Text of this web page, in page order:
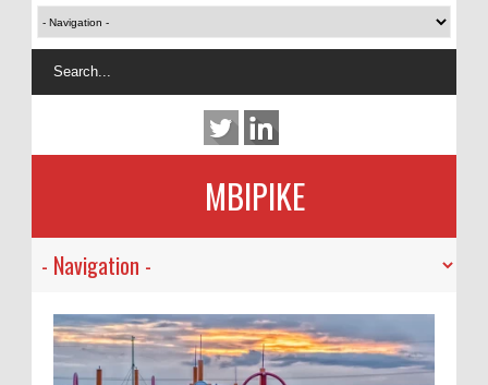
MBIPIKE